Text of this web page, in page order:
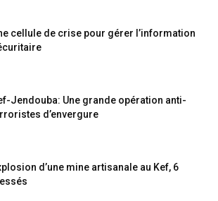
cellule de crise pour gérer l’information
Jendouba: Une grande opération anti-
d’envergure
d’une mine artisanale au Kef, 6